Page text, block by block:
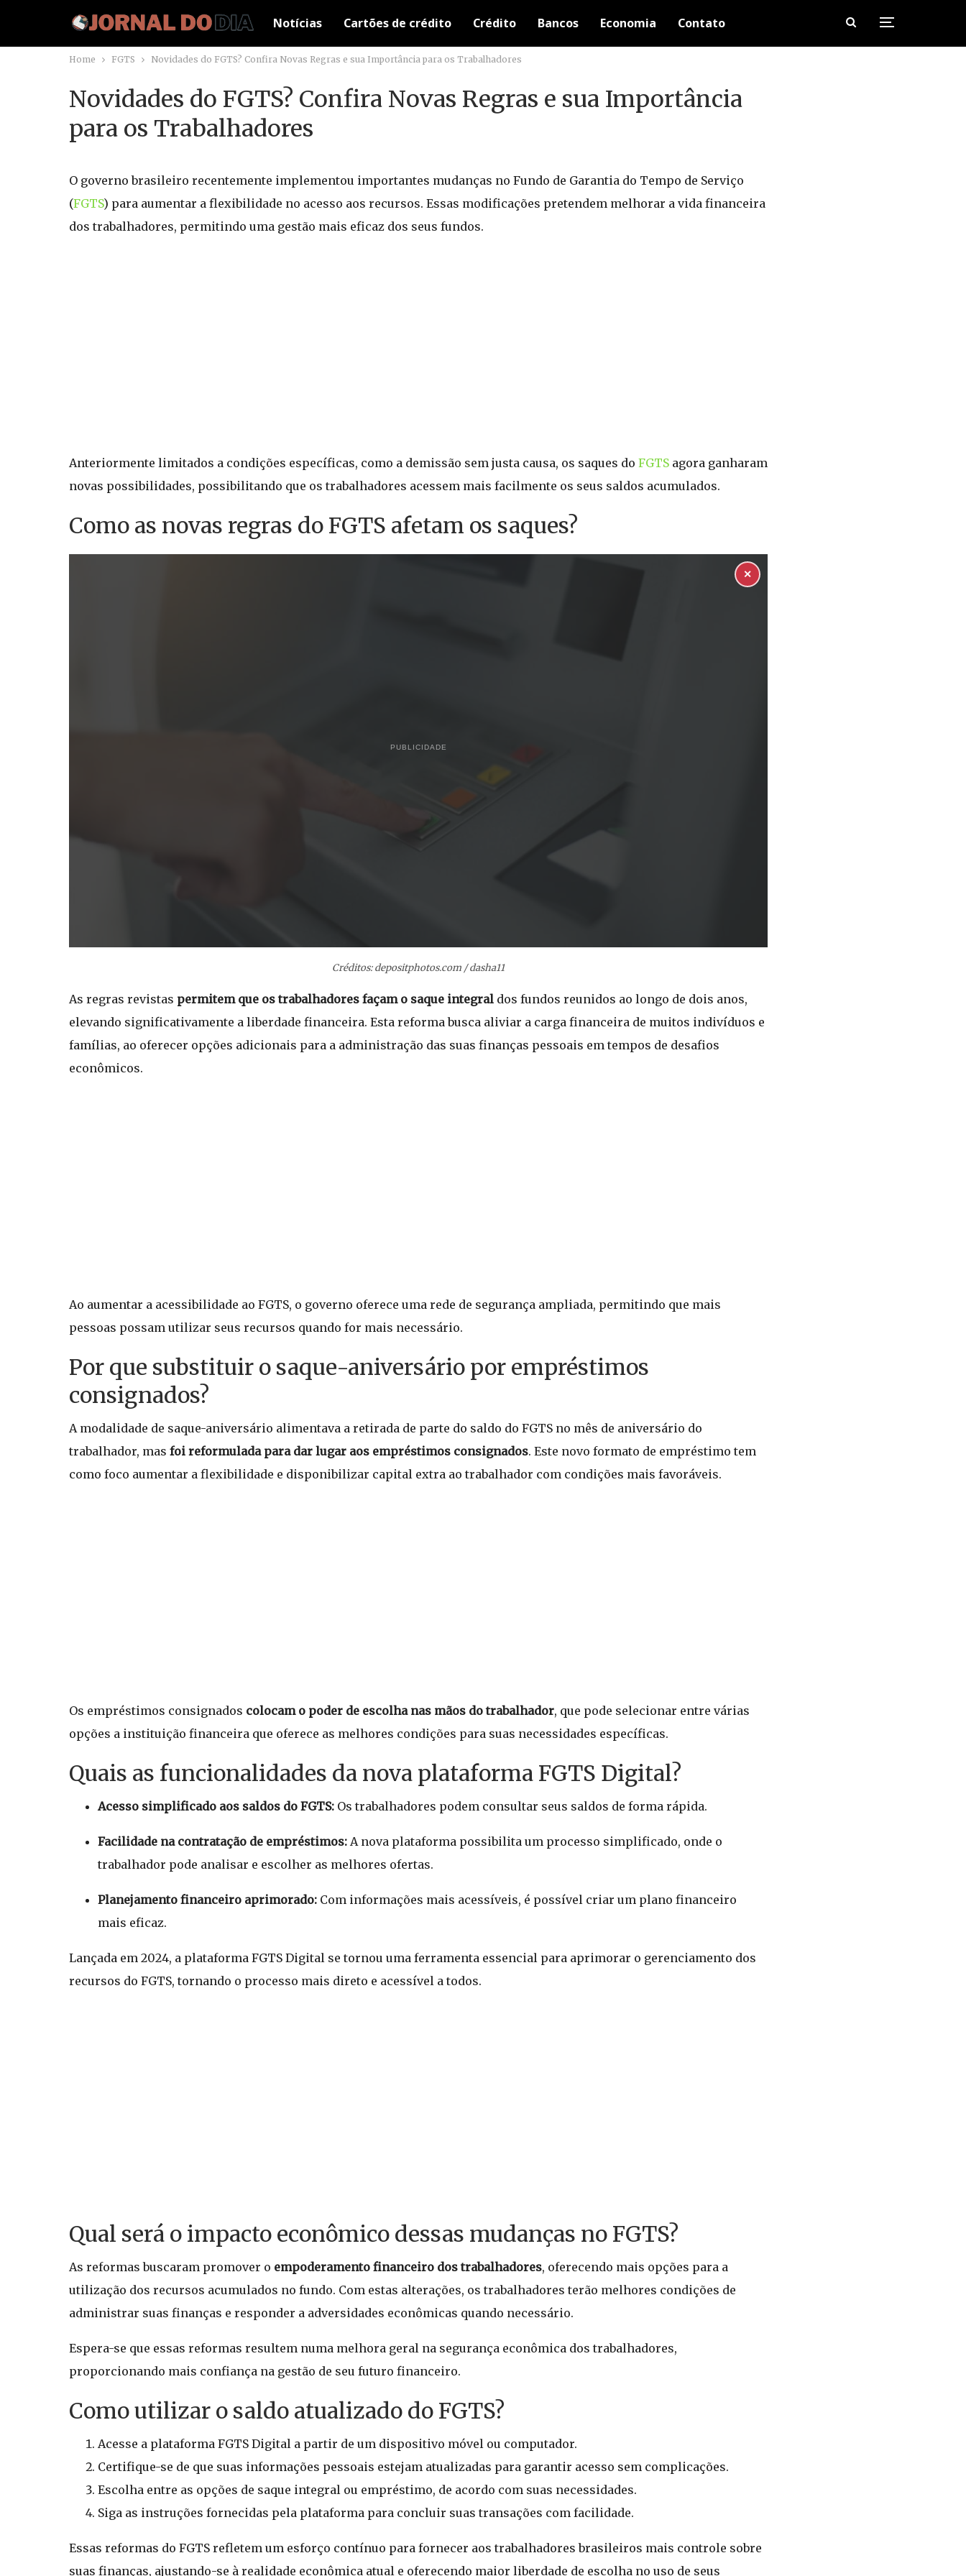
Notícias Cartões de crédito Crédito Bancos Economia Contato
Home FGTS Novidades do FGTS? Confira Novas Regras e sua Importância para os Trabalhadores
Novidades do FGTS? Confira Novas Regras e sua Importância
para os Trabalhadores
O governo brasileiro recentemente implementou importantes mudanças no Fundo de Garantia do Tempo de Serviço
(FGTS) para aumentar a flexibilidade no acesso aos recursos. Essas modificações pretendem melhorar a vida financeira
dos trabalhadores, permitindo uma gestão mais eficaz dos seus fundos.
Anteriormente limitados a condições específicas, como a demissão sem justa causa, os saques do FGTS agora ganharam
novas possibilidades, possibilitando que os trabalhadores acessem mais facilmente os seus saldos acumulados.
Como as novas regras do FGTS afetam os saques?
PUBLICIDADE
✕
Créditos: depositphotos.com / dasha11
As regras revistas permitem que os trabalhadores façam o saque integral dos fundos reunidos ao longo de dois anos,
elevando significativamente a liberdade financeira. Esta reforma busca aliviar a carga financeira de muitos indivíduos e
famílias, ao oferecer opções adicionais para a administração das suas finanças pessoais em tempos de desafios
econômicos.
Ao aumentar a acessibilidade ao FGTS, o governo oferece uma rede de segurança ampliada, permitindo que mais
pessoas possam utilizar seus recursos quando for mais necessário.
Por que substituir o saque-aniversário por empréstimos
consignados?
A modalidade de saque-aniversário alimentava a retirada de parte do saldo do FGTS no mês de aniversário do
trabalhador, mas foi reformulada para dar lugar aos empréstimos consignados. Este novo formato de empréstimo tem
como foco aumentar a flexibilidade e disponibilizar capital extra ao trabalhador com condições mais favoráveis.
Os empréstimos consignados colocam o poder de escolha nas mãos do trabalhador, que pode selecionar entre várias
opções a instituição financeira que oferece as melhores condições para suas necessidades específicas.
Quais as funcionalidades da nova plataforma FGTS Digital?
Acesso simplificado aos saldos do FGTS: Os trabalhadores podem consultar seus saldos de forma rápida.
Facilidade na contratação de empréstimos: A nova plataforma possibilita um processo simplificado, onde o
trabalhador pode analisar e escolher as melhores ofertas.
Planejamento financeiro aprimorado: Com informações mais acessíveis, é possível criar um plano financeiro
mais eficaz.
Lançada em 2024, a plataforma FGTS Digital se tornou uma ferramenta essencial para aprimorar o gerenciamento dos
recursos do FGTS, tornando o processo mais direto e acessível a todos.
Qual será o impacto econômico dessas mudanças no FGTS?
As reformas buscaram promover o empoderamento financeiro dos trabalhadores, oferecendo mais opções para a
utilização dos recursos acumulados no fundo. Com estas alterações, os trabalhadores terão melhores condições de
administrar suas finanças e responder a adversidades econômicas quando necessário.
Espera-se que essas reformas resultem numa melhora geral na segurança econômica dos trabalhadores,
proporcionando mais confiança na gestão de seu futuro financeiro.
Como utilizar o saldo atualizado do FGTS?
Acesse a plataforma FGTS Digital a partir de um dispositivo móvel ou computador.
Certifique-se de que suas informações pessoais estejam atualizadas para garantir acesso sem complicações.
Escolha entre as opções de saque integral ou empréstimo, de acordo com suas necessidades.
Siga as instruções fornecidas pela plataforma para concluir suas transações com facilidade.
Essas reformas do FGTS refletem um esforço contínuo para fornecer aos trabalhadores brasileiros mais controle sobre
suas finanças, ajustando-se à realidade econômica atual e oferecendo maior liberdade de escolha no uso de seus